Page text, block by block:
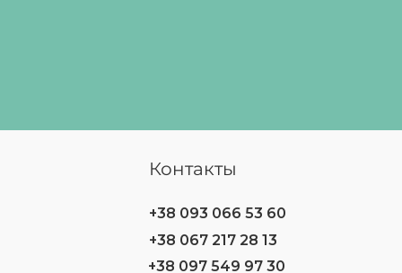
Контакты
+38 093 066 53 60
+38 067 217 28 13
+38 097 549 97 30